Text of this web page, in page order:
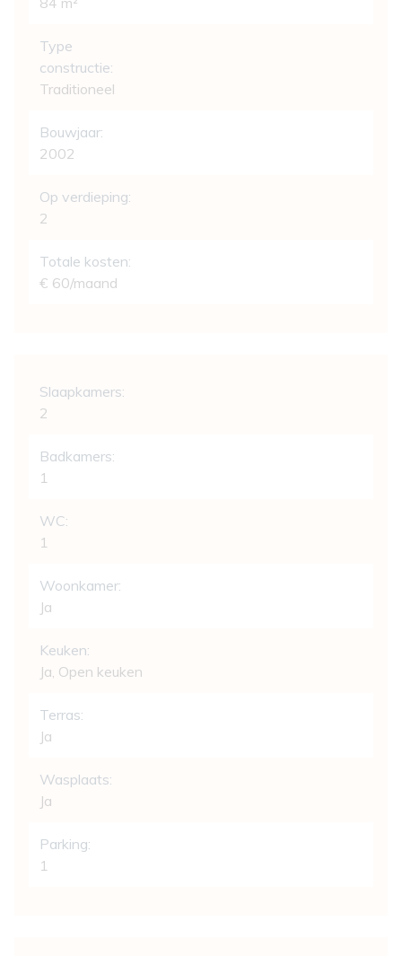
Type
constructie:
Traditioneel
Bouwjaar:
2002
Op verdieping:
2
Totale kosten:
€ 60/maand
Slaapkamers:
2
Badkamers:
1
WC:
1
Woonkamer:
Ja
Keuken:
Ja , Open keuken
Terras:
Ja
Wasplaats:
Ja
Parking:
1